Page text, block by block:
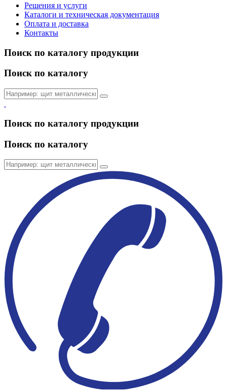
Решения и услуги
Каталоги и техническая документация
Оплата и доставка
Контакты
Поиск по каталогу продукции
Поиск по каталогу
Поиск по каталогу продукции
Поиск по каталогу